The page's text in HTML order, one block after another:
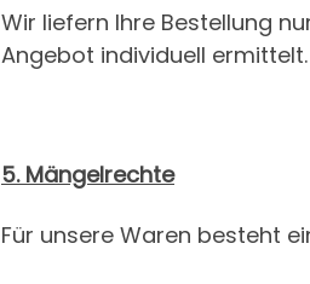
Wir liefern Ihre Bestellung
Angebot individuell ermittelt.
5. Mängelrechte
Für unsere Waren besteht